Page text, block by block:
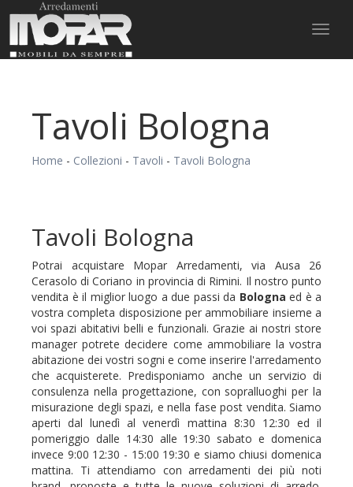
Tavoli Bologna
Home - Collezioni - Tavoli - Tavoli Bologna
Tavoli Bologna
Potrai acquistare Mopar Arredamenti, via Ausa 26
Cerasolo di Coriano in provincia di Rimini. Il nostro punto
vendita è il miglior luogo a due passi da Bologna ed è a
vostra completa disposizione per ammobiliare insieme a
voi spazi abitativi belli e funzionali. Grazie ai nostri store
manager potrete decidere come ammobiliare la vostra
abitazione dei vostri sogni e come inserire l'arredamento
che acquisterete. Predisponiamo anche un servizio di
consulenza nella progettazione, con sopralluoghi per la
misurazione degli spazi, e nella fase post vendita. Siamo
aperti dal lunedì al venerdì mattina 8:30 12:30 ed il
pomeriggio dalle 14:30 alle 19:30 sabato e domenica
invece 9:00 12:30 - 15:00 19:30 e siamo chiusi domenica
mattina. Ti attendiamo con arredamenti dei più noti